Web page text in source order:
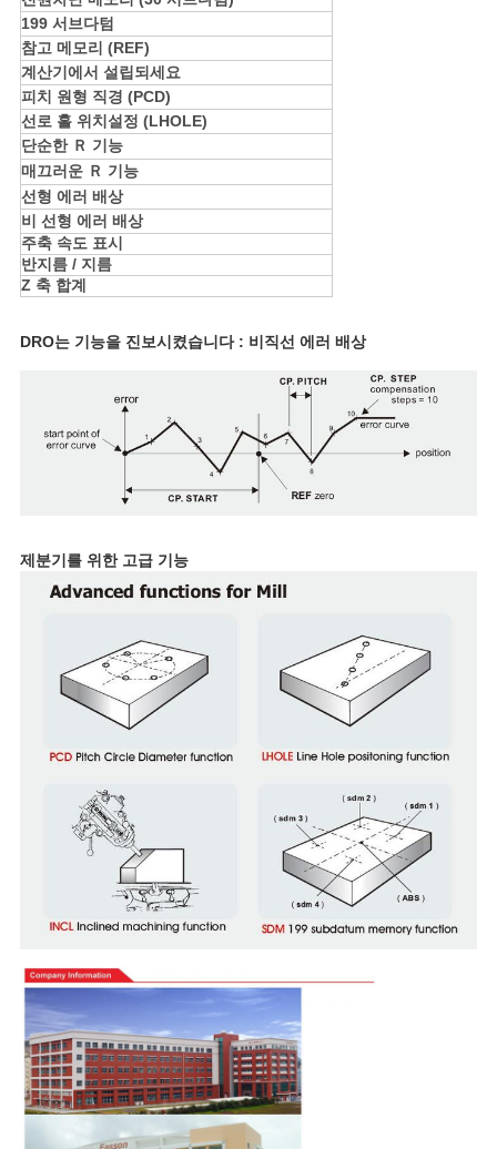
199 서브다텀
참고 메모리 (REF)
계산기에서 설립되세요
피치 원형 직경 (PCD)
선로 홀 위치설정 (LHOLE)
단순한 Ｒ 기능
매끄러운 Ｒ 기능
선형 에러 배상
비 선형 에러 배상
주축 속도 표시
반지름 / 지름
Z 축 합계
DRO는 기능을 진보시켰습니다 : 비직선 에러 배상
제분기를 위한 고급 기능